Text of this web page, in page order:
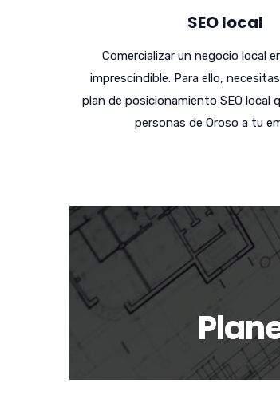
SEO local
Comercializar un negocio local
imprescindible. Para ello,
plan de posicionamiento SEO local
personas de Oroso a tu